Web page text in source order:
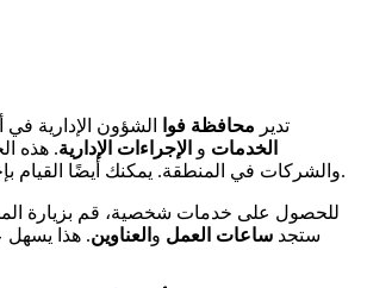
تدير محافظة فوا
الشؤون الإدارية في
الخدمات و الإجراءات الإدارية. هذه
والشركات في المنطقة. يمكنك أيضًا القيام بإجراءاتك عبر الإنترنت.
للحصول على خدمات شخصية، قم بزيارة
ستجد ساعات العمل و العناوين. هذا يسهل